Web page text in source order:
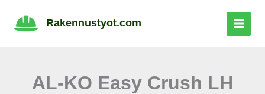
sisältöön
Rakennustyot.com
AL-KO Easy Crush LH